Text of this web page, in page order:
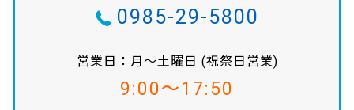
0985-29-5800
営業日：月〜土曜日 (祝祭日営業)
9:00〜17:50